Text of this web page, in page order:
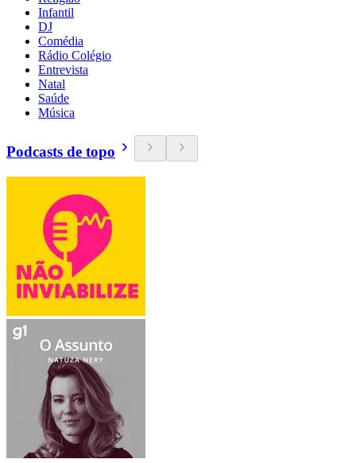
Infantil
DJ
Comédia
Rádio Colégio
Entrevista
Natal
Saúde
Música
Podcasts de topo